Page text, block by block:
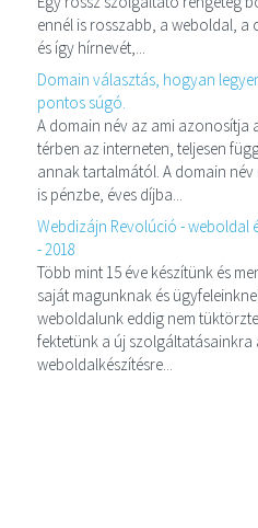
ennél is rosszabb, a weboldal, a
és így hírnevét,...
Domain választás, hogyan
pontos súgó.
A domain név az ami azonosítja
térben az interneten, teljesen
annak tartalmától. A domain
is pénzbe, éves díjba...
Webdizájn Revolúció - weboldal
- 2018
Több mint 15 éve készítünk és
saját magunknak és
weboldalunk eddig nem
fektetünk a új szolgáltatásainkra
weboldalkészítésre...